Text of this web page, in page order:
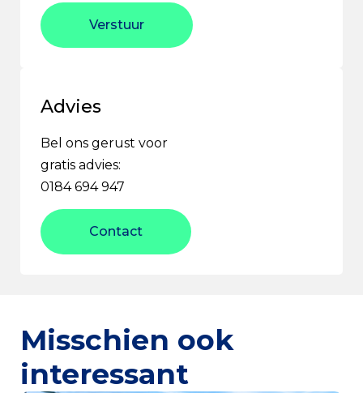
Verstuur
Advies
Bel ons gerust voor
gratis advies:
0184 694 947
Contact
Misschien ook
interessant